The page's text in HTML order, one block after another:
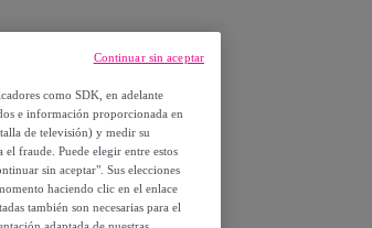
como SDK, en adelante
e información proporcionada en
de televisión) y medir su
fraude. Puede elegir entre estos
sin aceptar". Sus elecciones
haciendo clic en el enlace
también son necesarias para el
Continuar sin aceptar